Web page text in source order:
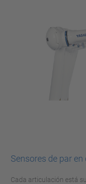
Sensores de par
Cada articulación está